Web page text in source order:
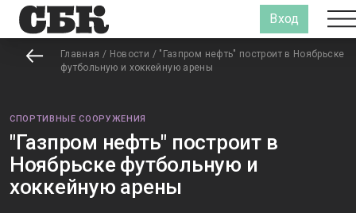
Вход
Главная / Новости / "Газпром нефть" построит в Ноябрьске
футбольную и хоккейную арены
СПОРТИВНЫЕ СООРУЖЕНИЯ
"Газпром нефть" построит в
Ноябрьске футбольную и
хоккейную арены